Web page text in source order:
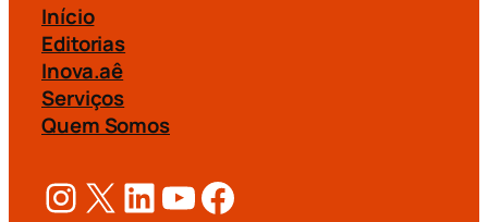
Início
Editorias
Inova.aê
Serviços
Quem Somos
Instagram X LinkedIn Youtube Facebook